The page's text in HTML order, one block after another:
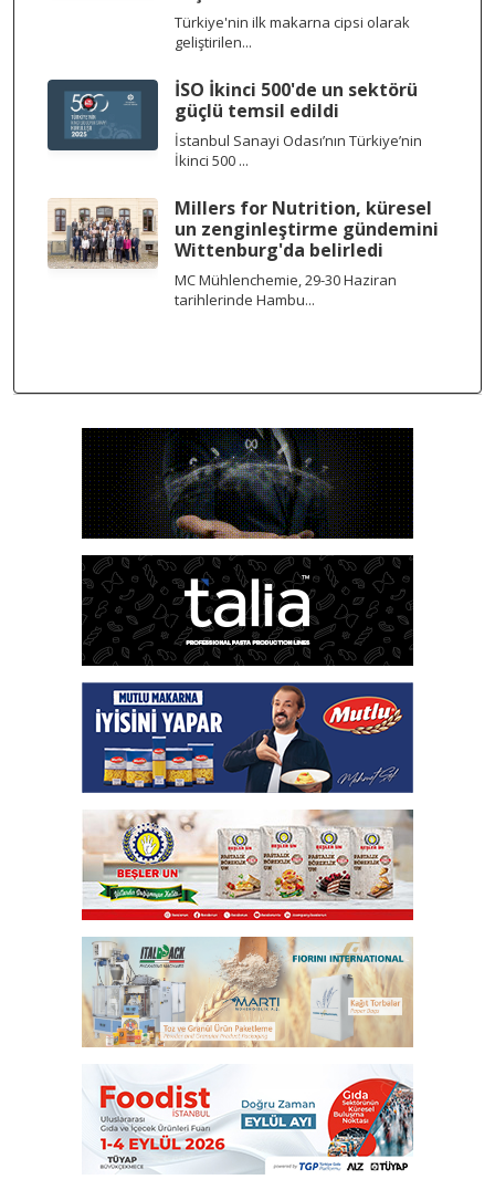
Türkiye'nin ilk makarna cipsi olarak
geliştirilen...
İSO İkinci 500'de un sektörü
güçlü temsil edildi
İstanbul Sanayi Odası’nın Türkiye’nin
İkinci 500 ...
Millers for Nutrition, küresel
un zenginleştirme gündemini
Wittenburg'da belirledi
MC Mühlenchemie, 29-30 Haziran
tarihlerinde Hambu...